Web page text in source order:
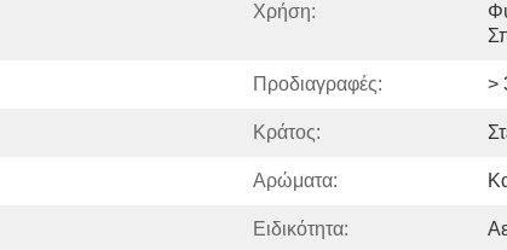
Χρήση:
Προδιαγραφές: >
Κράτος:
Αρώματα:
Ειδικότητα: